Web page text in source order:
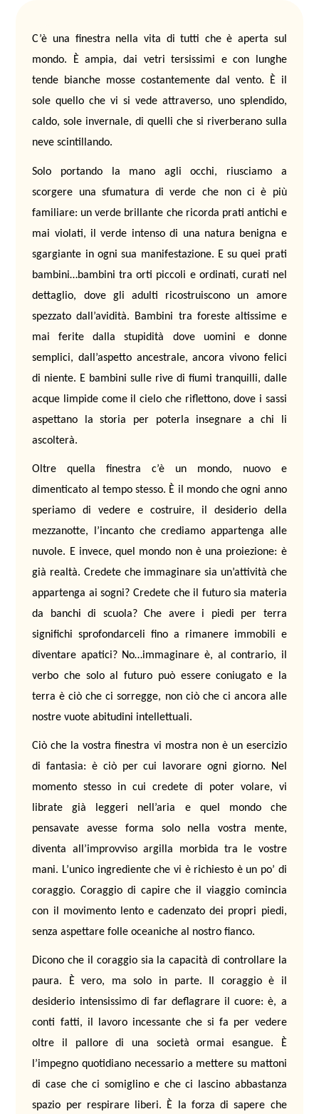
C’è una finestra nella vita di tutti che è aperta sul
mondo. È ampia, dai vetri tersissimi e con lunghe
tende bianche mosse costantemente dal vento. È il
sole quello che vi si vede attraverso, uno splendido,
caldo, sole invernale, di quelli che si riverberano sulla
neve scintillando.
Solo portando la mano agli occhi, riusciamo a
scorgere una sfumatura di verde che non ci è più
familiare: un verde brillante che ricorda prati antichi e
mai violati, il verde intenso di una natura benigna e
sgargiante in ogni sua manifestazione. E su quei prati
bambini…bambini tra orti piccoli e ordinati, curati nel
dettaglio, dove gli adulti ricostruiscono un amore
spezzato dall’avidità. Bambini tra foreste altissime e
mai ferite dalla stupidità dove uomini e donne
semplici, dall’aspetto ancestrale, ancora vivono felici
di niente. E bambini sulle rive di fiumi tranquilli, dalle
acque limpide come il cielo che riflettono, dove i sassi
aspettano la storia per poterla insegnare a chi li
ascolterà.
Oltre quella finestra c’è un mondo, nuovo e
dimenticato al tempo stesso. È il mondo che ogni anno
speriamo di vedere e costruire, il desiderio della
mezzanotte, l’incanto che crediamo appartenga alle
nuvole. E invece, quel mondo non è una proiezione: è
già realtà. Credete che immaginare sia un’attività che
appartenga ai sogni? Credete che il futuro sia materia
da banchi di scuola? Che avere i piedi per terra
significhi sprofondarceli fino a rimanere immobili e
diventare apatici? No…immaginare è, al contrario, il
verbo che solo al futuro può essere coniugato e la
terra è ciò che ci sorregge, non ciò che ci ancora alle
nostre vuote abitudini intellettuali.
Ciò che la vostra finestra vi mostra non è un esercizio
di fantasia: è ciò per cui lavorare ogni giorno. Nel
momento stesso in cui credete di poter volare, vi
librate già leggeri nell’aria e quel mondo che
pensavate avesse forma solo nella vostra mente,
diventa all’improvviso argilla morbida tra le vostre
mani. L’unico ingrediente che vi è richiesto è un po’ di
coraggio. Coraggio di capire che il viaggio comincia
con il movimento lento e cadenzato dei propri piedi,
senza aspettare folle oceaniche al nostro fianco.
Dicono che il coraggio sia la capacità di controllare la
paura. È vero, ma solo in parte. Il coraggio è il
desiderio intensissimo di far deflagrare il cuore: è, a
conti fatti, il lavoro incessante che si fa per vedere
oltre il pallore di una società ormai esangue. È
l’impegno quotidiano necessario a mettere su mattoni
di case che ci somiglino e che ci lascino abbastanza
spazio per respirare liberi. È la forza di sapere che